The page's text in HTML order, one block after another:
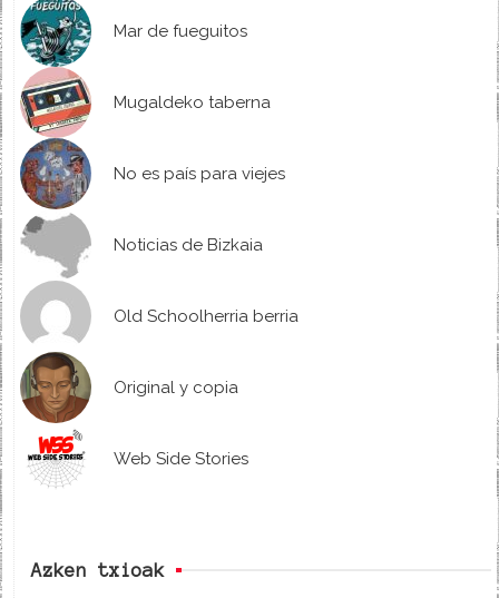
Mar de fueguitos
Mugaldeko taberna
No es país para viejes
Noticias de Bizkaia
Old Schoolherria berria
Original y copia
Web Side Stories
Azken txioak